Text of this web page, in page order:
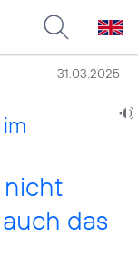
31.03.2025
nicht
das